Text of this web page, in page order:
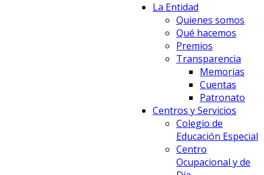
La Entidad
Quienes somos
Qué hacemos
Premios
Transparencia
Memorias
Cuentas
Patronato
Centros y Servicios
Colegio de
Educación Especial
Centro
Ocupacional y de